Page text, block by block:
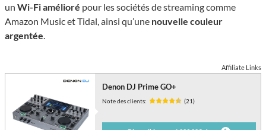
un Wi-Fi amélioré pour les sociétés de streaming comme
Amazon Music et Tidal, ainsi qu’une nouvelle couleur
argentée
Affiliate Links
Denon DJ Prime GO+
Note des clients: (21)